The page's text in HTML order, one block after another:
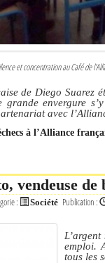
et concentration au Café de
de Diego Suarez
grande envergure
avec
à l’Alliance
vendeuse de
: Société Publication :
emploi.
tous les